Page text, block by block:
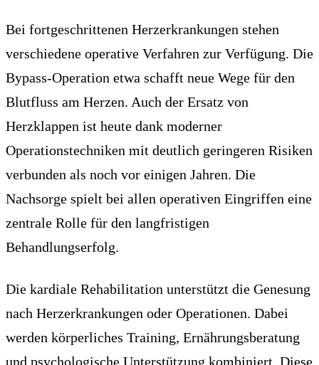
Bei fortgeschrittenen Herzerkrankungen stehen
verschiedene operative Verfahren zur Verfügung. Die
Bypass-Operation etwa schafft neue Wege für den
Blutfluss am Herzen. Auch der Ersatz von
Herzklappen ist heute dank moderner
Operationstechniken mit deutlich geringeren Risiken
verbunden als noch vor einigen Jahren. Die
Nachsorge spielt bei allen operativen Eingriffen eine
zentrale Rolle für den langfristigen
Behandlungserfolg.
Die kardiale Rehabilitation unterstützt die Genesung
nach Herzerkrankungen oder Operationen. Dabei
werden körperliches Training, Ernährungsberatung
und psychologische Unterstützung kombiniert. Diese